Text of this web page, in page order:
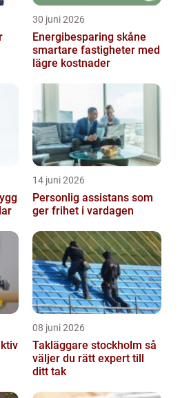
30 juni 2026
Energibesparing skåne
smartare fastigheter med
lägre kostnader
14 juni 2026
Personlig assistans som
ger frihet i vardagen
08 juni 2026
Takläggare stockholm så
väljer du rätt expert till
ditt tak